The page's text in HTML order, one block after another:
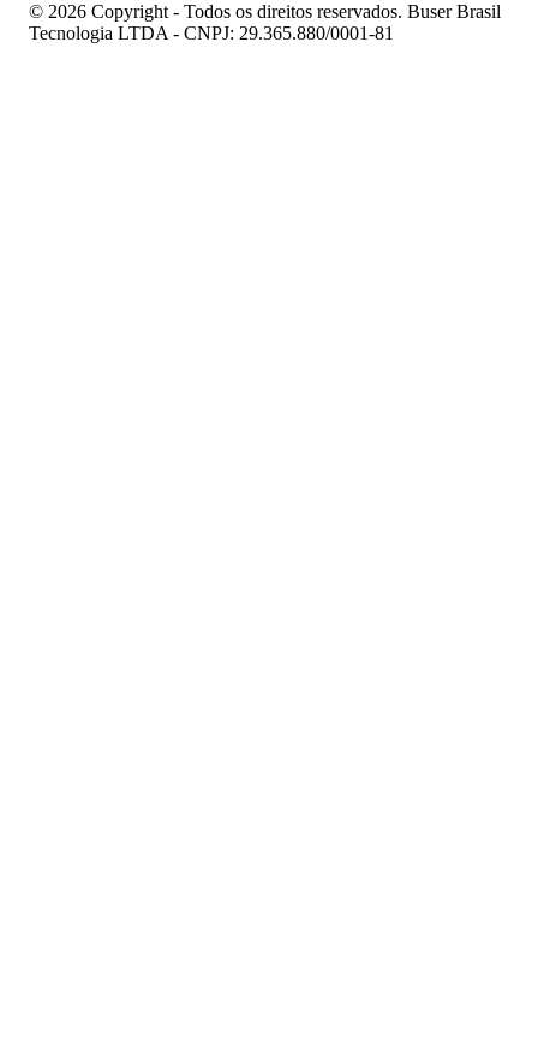
© 2026 Copyright - Todos os direitos reservados. Buser Brasil
Tecnologia LTDA - CNPJ: 29.365.880/0001-81